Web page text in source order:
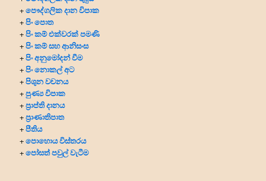
+පෞද්ගලික දාන විපාක
+පිං පොත
+පිං කම් එක්වරක් පමණි
+පිං කම් සහ ආනිසංස
+පිං අනුමෝදන් වීම
+පිං නොකල් අට
+පිශුන වචනය
+පුණ්‍ය විපාක
+ප්‍රාප්ති දානය
+ප්‍රාණාතිපාත
+පීතිය
+පොහොය විස්තරය
+පෝසත් පවුල් වැටීම